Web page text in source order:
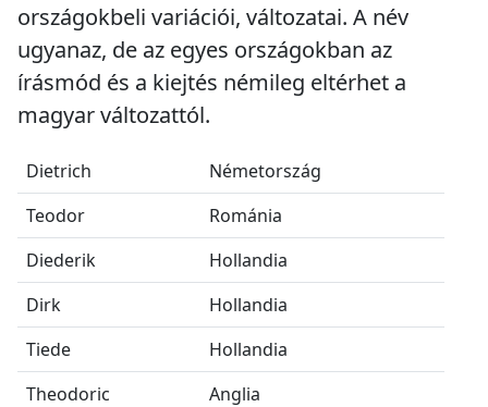
országokbeli variációi, változatai. A név
ugyanaz, de az egyes országokban az
írásmód és a kiejtés némileg eltérhet a
magyar változattól.
Dietrich
Németország
Teodor
Románia
Diederik
Hollandia
Dirk
Hollandia
Tiede
Hollandia
Theodoric
Anglia